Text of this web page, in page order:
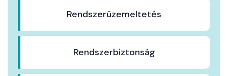
Rendszerüzemeltetés
Rendszerbiztonság